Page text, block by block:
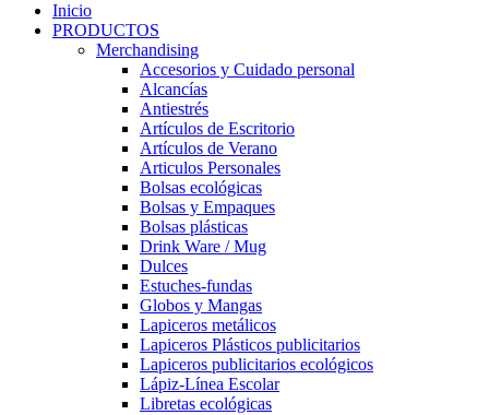
Inicio
PRODUCTOS
Merchandising
Accesorios y Cuidado personal
Alcancías
Antiestrés
Artículos de Escritorio
Artículos de Verano
Articulos Personales
Bolsas ecológicas
Bolsas y Empaques
Bolsas plásticas
Drink Ware / Mug
Dulces
Estuches-fundas
Globos y Mangas
Lapiceros metálicos
Lapiceros Plásticos publicitarios
Lapiceros publicitarios ecológicos
Lápiz-Línea Escolar
Libretas ecológicas